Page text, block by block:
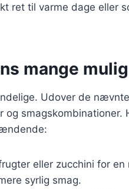
ret til varme dage eller
mange
Udover de
smagskombinationer.
eller zucchini for en
syrlig smag.